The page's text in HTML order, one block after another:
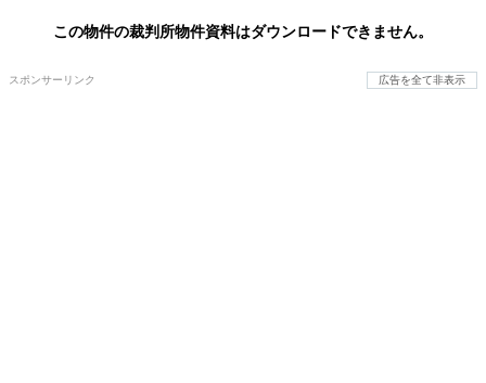
この物件の裁判所物件資料はダウンロードできません。
スポンサーリンク 広告を全て非表示